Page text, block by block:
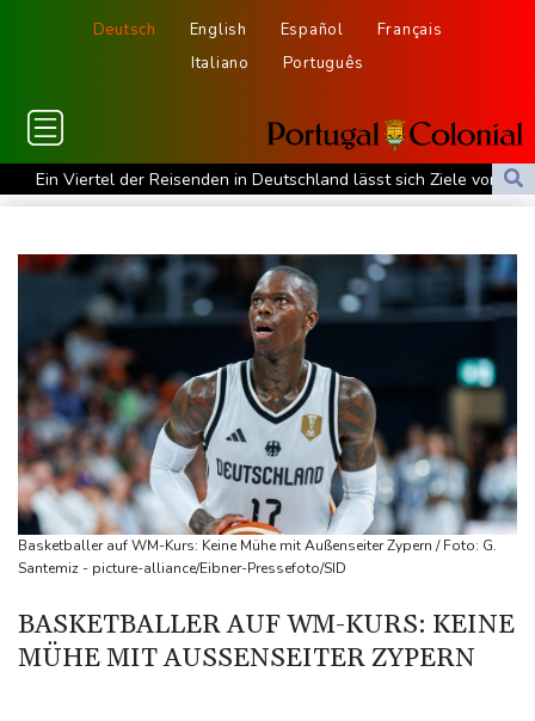
Deutsch English Español
Français
Italiano
Português
Ein Viertel der Reisenden in Deutschland lässt sich Ziele von der
KI vorschlagen
Verurteilte Linksextremistin: Bundesgerichtshof bestätigt
Beugehaft für Lina E.
Verweigerter Dopingtest: NADA will Vierjahressperre für Ansah
Medien: Türkischer Präsident Erdogan zu Dreiergipfel in Saudi-
Arabien eingetroffen
Deutsche Industrieproduktion zeigt sich widerstandsfähig -
Rekordstand bei Exporten
Weniger Falschgeld im ersten Halbjahr im Umlauf
Anhaltende Trockenheit: Rheinpegel bei Düsseldorf auf
historischem Tief
Urteil: Nähe zu Muslimbruderschaft kann Verbeamtung
entgegenstehen
Basketballer auf WM-Kurs: Keine Mühe mit Außenseiter Zypern / Foto: G.
Santemiz - picture-alliance/Eibner-Pressefoto/SID
BASKETBALLER AUF WM-KURS: KEINE
MÜHE MIT AUSSENSEITER ZYPERN